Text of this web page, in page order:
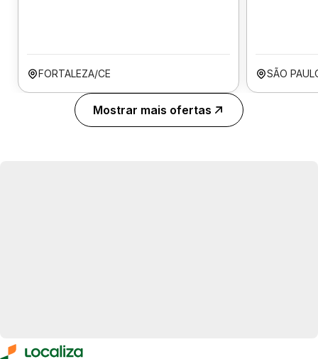
FORTALEZA/CE SÃO
Mostrar mais ofertas